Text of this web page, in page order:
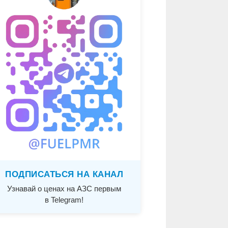
ПОДПИСАТЬСЯ НА КАНАЛ
Узнавай о ценах на АЗС первым
в Telegram!